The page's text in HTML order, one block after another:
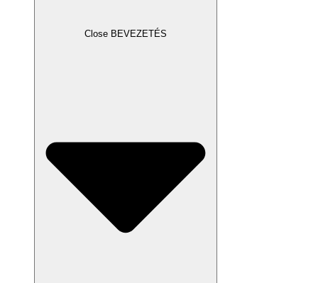
Close BEVEZETÉS